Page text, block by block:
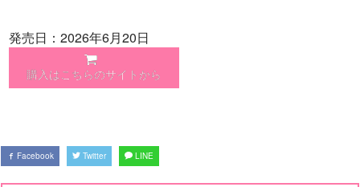
発売日：2026年6月20日
購入はこちらのサイトから
Facebook Twitter LINE